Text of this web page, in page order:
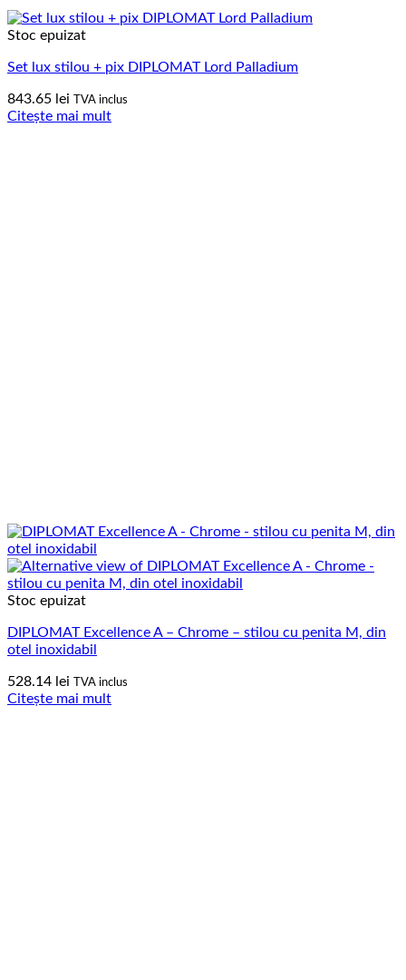
Stoc epuizat
Set lux stilou + pix DIPLOMAT Lord Palladium
843.65 lei TVA inclus
Citește mai mult
Stoc epuizat
DIPLOMAT Excellence A – Chrome – stilou cu penita M, din
otel inoxidabil
528.14 lei TVA inclus
Citește mai mult